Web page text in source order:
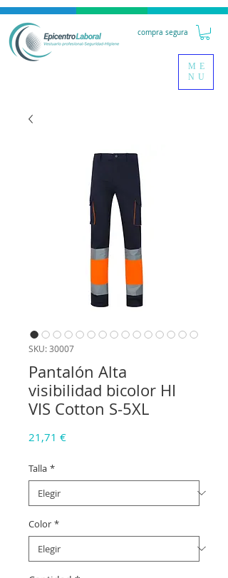
compra segura
ME
NU
SKU: 30007
Pantalón Alta
visibilidad bicolor HI
VIS Cotton S-5XL
21,71 €Precio
Talla *
Color *